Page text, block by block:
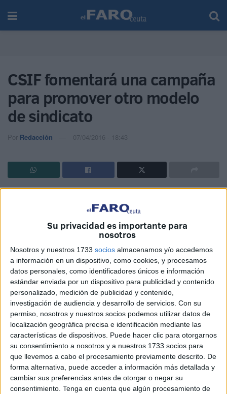
Su privacidad es importante para
nosotros
Nosotros y nuestros 1733 socios almacenamos y/o accedemos
a información en un dispositivo, como cookies, y procesamos
datos personales, como identificadores únicos e información
estándar enviada por un dispositivo para publicidad y contenido
personalizado, medición de publicidad y contenido,
investigación de audiencia y desarrollo de servicios. Con su
permiso, nosotros y nuestros socios podemos utilizar datos de
localización geográfica precisa e identificación mediante las
características de dispositivos. Puede hacer clic para otorgarnos
su consentimiento a nosotros y a nuestros 1733 socios para
que llevemos a cabo el procesamiento previamente descrito. De
forma alternativa, puede acceder a información más detallada y
cambiar sus preferencias antes de otorgar o negar su
consentimiento. Tenga en cuenta que algún procesamiento de
CSIF fomentará una campaña
para promover otro modelo
de sindicato
Por Redacción 07/04/2016 - 18:43
#bipartidismosindical #sumateaCSIF’, centrada en visitas
a los centros de trabajo, reuniones institucionales con
partidos políticos a nivel provincial, autonómico y nacional
para promover la idea de que otro modelo de sindicalismo
es posible.
CSIF lanza una nueva web www.csif.es para reforzar su
imagen. Es más accesible, dinámica y enfocada a las
redes sociales. En la campaña dan diez razones para
pertenecer al sindicato, entre ellas ser el “futuro del
sindicalismo español, profesional, honesto, independiente
y sobre todo útil para los trabajadores”.
El sindicato defiende una reforma de la Ley Orgánica de
Libertad Sindical para que sea suficiente el 5% de
representatividad para tener la condición de sindicato más